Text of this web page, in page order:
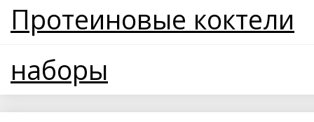
Протеиновые коктели
наборы